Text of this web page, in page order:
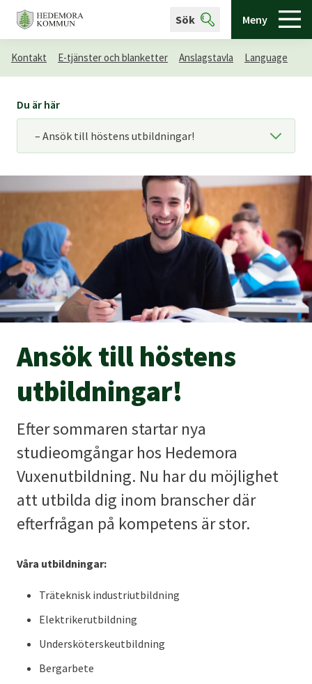
Sök Meny
Kontakt E-tjänster och blanketter Anslagstavla Language
Du är här
Ansök till höstens
utbildningar!
Efter sommaren startar nya
studieomgångar hos Hedemora
Vuxenutbildning. Nu har du möjlighet
att utbilda dig inom branscher där
efterfrågan på kompetens är stor.
Våra utbildningar:
Träteknisk industriutbildning
Elektrikerutbildning
Undersköterskeutbildning
Bergarbete